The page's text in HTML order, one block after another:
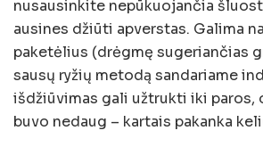
nusausinkite nepūkuojančia
ausines džiūti apverstas. Galima
paketėlius (drėgmę sugeriančias
sausų ryžių metodą sandariame
išdžiūvimas gali užtrukti iki paros,
buvo nedaug – kartais pakanka